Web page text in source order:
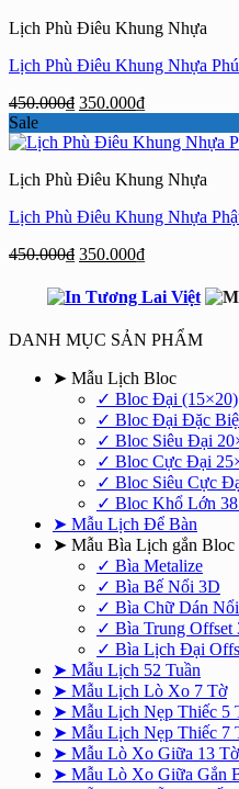
350.000₫.
Lịch Phù Điêu Khung Nhựa
Lịch Phù Điêu Khung Nhựa
450.000₫ Giá
là:
350.000₫Giá
tại
350.000₫.
Sale
Lịch Phù Điêu Khung Nhựa
Lịch Phù Điêu Khung Nhựa
450.000₫ Giá
là:
450.000₫.
350.000₫Giá
tại
350.000₫.
DANH MỤC SẢN PHẨM
➤ Mẫu Lịch Bloc
✓ Bloc Đại (15×20)
✓ Bloc Đại Đặc
✓ Bloc Siêu Đại
✓ Bloc Cực Đại
✓ Bloc Siêu Cực
✓ Bloc Khổ Lớn
➤ Mẫu Lịch Để Bàn
➤ Mẫu Bìa Lịch gắn Bloc
✓ Bìa Metalize
✓ Bìa Bế Nổi 3D
✓ Bìa Chữ Dán
✓ Bìa Trung Offset
✓ Bìa Lịch Đại
➤ Mẫu Lịch 52 Tuần
➤ Mẫu Lịch Lò Xo 7 Tờ
➤ Mẫu Lịch Nẹp Thiếc 5
➤ Mẫu Lịch Nẹp Thiếc 7
➤ Mẫu Lò Xo Giữa 13 Tờ
➤ Mẫu Lò Xo Giữa Gắn